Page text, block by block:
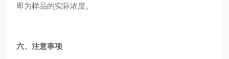
即为样品的实际浓度。
六、注意事项